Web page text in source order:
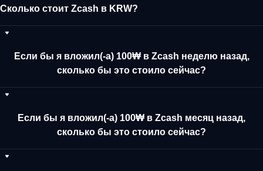
Сколько стоит Zcash в KRW?
Если бы я вложил(-а) 100₩ в Zcash неделю назад,
сколько бы это стоило сейчас?
Если бы я вложил(-а) 100₩ в Zcash месяц назад,
сколько бы это стоило сейчас?